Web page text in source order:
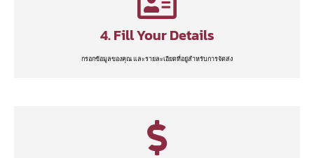
4. Fill Your Details
กรอกข้อมูลของคุณ และรายละเอียดที่อยู่สำหรับการจัดส่ง